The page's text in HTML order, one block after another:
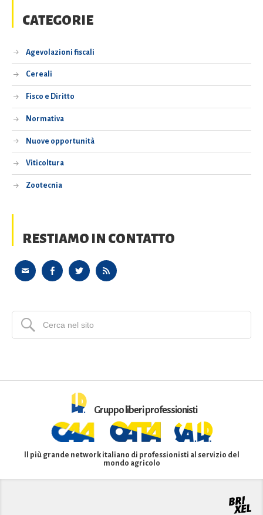
CATEGORIE
Agevolazioni fiscali
Cereali
Fisco e Diritto
Normativa
Nuove opportunità
Viticoltura
Zootecnia
RESTIAMO IN CONTATTO
Gruppo liberi professionisti
Il più grande network italiano di professionisti al servizio del
mondo agricolo